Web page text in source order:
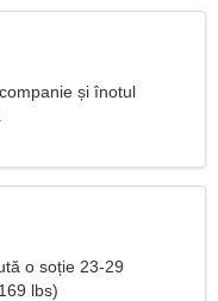
și înotul
o soție 23-29
lbs)